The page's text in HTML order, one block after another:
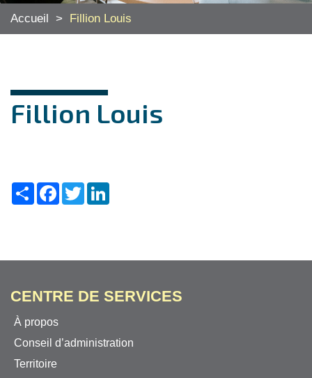
Accueil > Fillion Louis
Fillion Louis
ShareFacebook
Twitter
CENTRE DE SERVICES
À propos
Conseil d’administration
Territoire